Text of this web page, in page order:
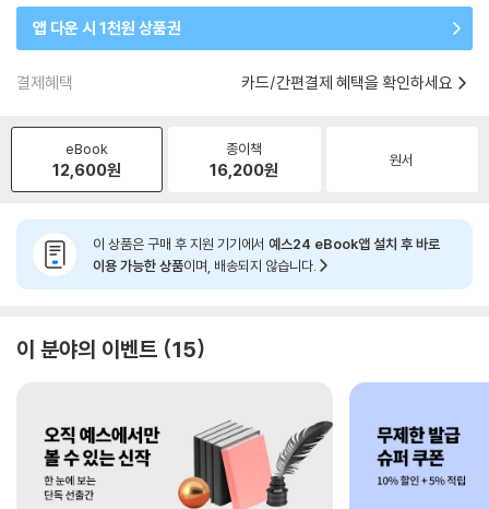
앱 다운 시 1천원 상품권
결제혜택 카드/간편결제 혜택을 확인하세요
eBook
12,600원
종이책
16,200원 원서
이 상품은 구매 후 지원 기기에서 예스24 eBook앱 설치 후 바로
이용 가능한 상품이며, 배송되지 않습니다.
이 분야의 이벤트 15